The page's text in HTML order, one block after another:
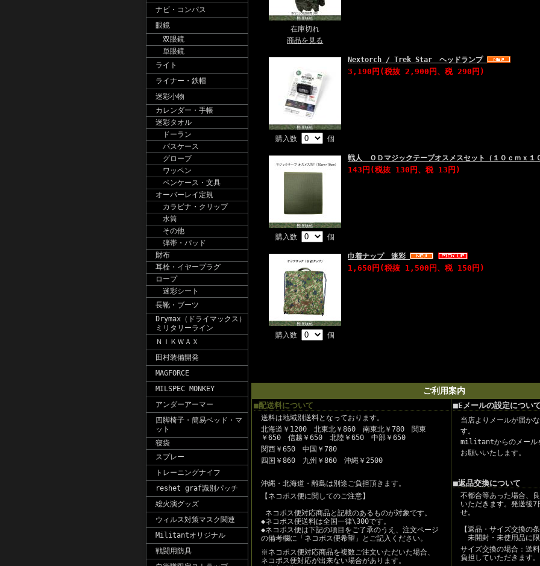
ナビ・コンパス
眼鏡
双眼鏡
単眼鏡
ライト
ライナー・鉄帽
迷彩小物
カレンダー・手帳
迷彩タオル
ドーラン
パスケース
グローブ
ワッペン
ペンケース・文具
オーバーレイ定規
カラビナ・クリップ
水筒
その他
弾帯・パッド
財布
耳栓・イヤープラグ
ロープ
迷彩シート
長靴・ブーツ
Drymax（ドライマックス）
ミリタリーライン
ＮＩＫＷＡＸ
田村装備開発
MAGFORCE
MILSPEC MONKEY
アンダーアーマー
四脚椅子・簡易ベッド・マ
ット
寝袋
スプレー
トレーニングナイフ
reshet graf識別パッチ
総火演グッズ
ウィルス対策マスク関連
Militantオリジナル
戦闘用防具
在庫切れ
商品を見る
購入数 個
Nextorch / Trek Star ヘッドランプ
3,190円(税抜 2,900円、税 290円)
購入数 個
戦人 ＯＤマジックテープオスメスセット（１０ｃｍｘ
143円(税抜 130円、税 13円)
購入数 個
巾着ナップ 迷彩
1,650円(税抜 1,500円、税 150円)
ご利用案内
■配送料について
送料は地域別送料となっております。
北海道￥1200 北東北￥860 南東北￥780 関東
￥650 信越￥650 北陸￥650 中部￥650
関西￥650 中国￥780
四国￥860 九州￥860 沖縄￥2500
沖縄・北海道・離島は別途ご負担頂きます。
【ネコポス便に関してのご注意】
ネコポス便対応商品と記載のあるものが対象です。
◆ネコポス便送料は全国一律\300です。
◆ネコポス便は下記の項目をご了承のうえ、注文ページ
の備考欄に「ネコポス便希望」とご記入ください。
※ネコポス便対応商品を複数ご注文いただいた場合、
ネコポス便対応が出来ない場合があります。
■Eメールの設定につい
当店よりメールが届か
す。
militantからのメール
お願いいたします。
■返品交換について
不都合等あった場合、
いただきます。発送後
せ。
【返品・サイズ交換の
未開封・未使用品に
サイズ交換の場合：送
負担していただきます